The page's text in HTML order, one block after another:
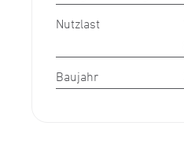
Nutzlast
Baujahr